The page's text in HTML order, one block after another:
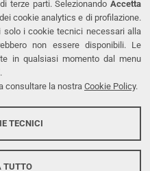
terze parti. Selezionando Accetta
cookie analytics e di profilazione.
solo i cookie tecnici necessari alla
non essere disponibili. Le
in qualsiasi momento dal menu
consultare la nostra Cookie Policy.
TECNICI
TUTTO